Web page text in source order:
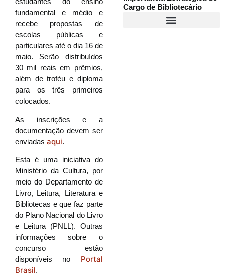
fundamental e médio e
recebe propostas de
escolas públicas e
particulares até o dia 16 de
maio. Serão distribuídos
30 mil reais em prêmios,
além de troféu e diploma
para os três primeiros
colocados.
As inscrições e a
documentação devem ser
enviadas aqui.
Esta é uma iniciativa do
Ministério da Cultura, por
meio do Departamento de
Livro, Leitura, Literatura e
Bibliotecas e que faz parte
do Plano Nacional do Livro
e Leitura (PNLL). Outras
informações sobre o
concurso estão
disponíveis no Portal
Brasil.
Cargo de Bibliotecário